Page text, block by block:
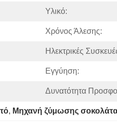
Υλικό:
Χρόνος Άλεσης:
Ηλεκτρικές
Εγγύηση:
Δυνατότητα
, Μηχανή ζύμωσης